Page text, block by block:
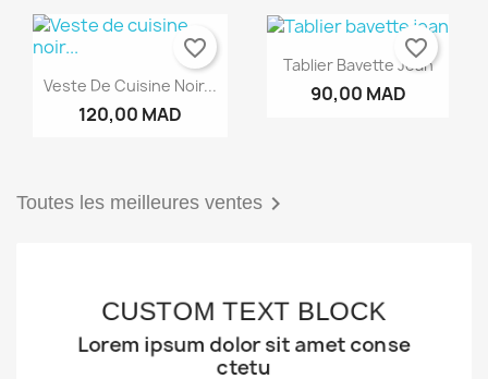
Veste De Cuisine Noir...
120,00 MAD
favorite_border
Tablier Bavette Jean
90,00 MAD
favorite_border
Toutes les meilleures ventes 
CUSTOM TEXT BLOCK
Lorem ipsum dolor sit amet conse
ctetu